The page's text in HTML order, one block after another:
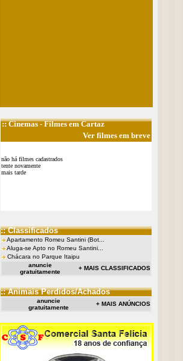
::Cinemas- Filmes em Cartaz
Ver filmes em breve
não há filmes cadastrados
tente novamente
mais tarde
:: Classificados
Apartamento Romeu Santini (Bot...
Aluga-se Apto no Romeu Santini...
Chácara no Parque Itaipu
anuncie
gratuitamente
+ MAIS CLASSIFICADOS
:: Animais Perdidos/Achados
anuncie
gratuitamente
+ MAIS ANÚNCIOS